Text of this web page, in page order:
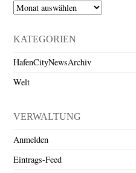
Archiv
KATEGORIEN
HafenCityNewsArchiv
Welt
VERWALTUNG
Anmelden
Eintrags-Feed